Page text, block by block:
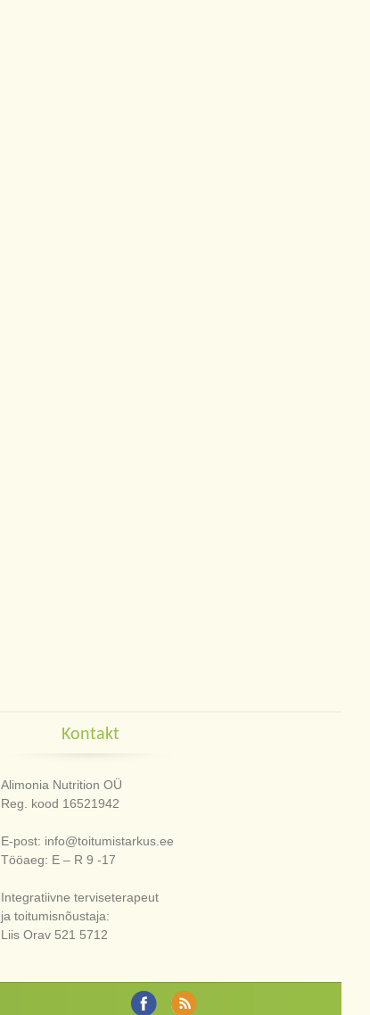
Kontakt
Alimonia Nutrition OÜ
Reg. kood 16521942
E-post: info@toitumistarkus.ee
Tööaeg: E – R 9 -17
Integratiivne terviseterapeut
ja toitumisnõustaja:
Liis Orav 521 5712